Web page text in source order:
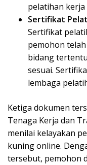
pelatihan kerja
Sertifikat
Sertifikat
pemohon
bidang
sesuai.
lembaga
Ketiga dokumen
Tenaga Kerja dan
menilai kelayakan
kuning online.
tersebut, pemohon